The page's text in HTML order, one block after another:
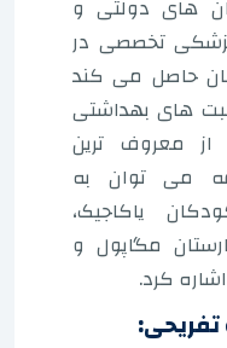
های دولتی و
تخصصی در
حاصل می کند
های بهداشتی
از معروف ترین
می توان به
یاکاجیک،
مگاپول و
کرد.